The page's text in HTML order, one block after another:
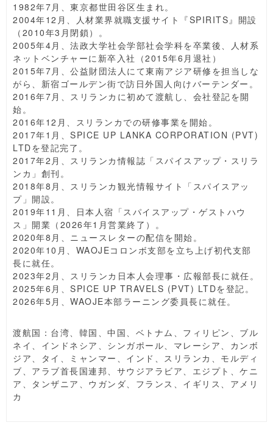
1982年7月、東京都世田谷区生まれ。
2004年12月、人材業界就職支援サイト『SPIRITS』開設
（2010年3月閉鎖）。
2005年4月、法政大学社会学部社会学科を卒業後、人材系
ネットベンチャーに新卒入社（2015年6月退社）
2015年7月、公益財団法人にて東南アジア研修を担当しな
がら、新宿ゴールデン街で訪日外国人向けバーテンダー。
2016年7月、スリランカに初めて渡航し、会社登記を開
始。
2016年12月、スリランカでの研修事業を開始。
2017年1月、SPICE UP LANKA CORPORATION (PVT)
LTDを登記完了。
2017年2月、スリランカ情報誌「スパイスアップ・スリラ
ンカ」創刊。
2018年8月、スリランカ観光情報サイト「スパイスアッ
プ」開設。
2019年11月、日本人宿「スパイスアップ・ゲストハウ
ス」開業（2026年1月営業終了）。
2020年8月、ニュースレターの配信を開始。
2020年10月、WAOJEコロンボ支部を立ち上げ初代支部
長に就任。
2023年2月、スリランカ日本人会理事・広報部長に就任。
2025年6月、SPICE UP TRAVELS (PVT) LTDを登記。
2026年5月、WAOJE本部ラーニング委員長に就任。
渡航国：台湾、韓国、中国、ベトナム、フィリピン、ブル
ネイ、インドネシア、シンガポール、マレーシア、カンボ
ジア、タイ、ミャンマー、インド、スリランカ、モルディ
ブ、アラブ首長国連邦、サウジアラビア、エジプト、ケニ
ア、タンザニア、ウガンダ、フランス、イギリス、アメリ
カ